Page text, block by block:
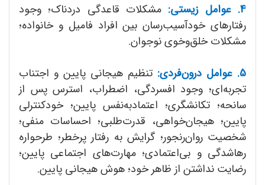
4. عوامل زیستی:
مشکلات قاعدگی دردناک؛ وجود
رفتارهای خودآسیب‌رسان بین افراد فامیل و خانواده؛
مشکلات خلق‌و‌خوی نوجوان.
5. عوامل درون‌فردی:
تنظیم هیجانی پایین و اجتناب
تجربه‌ای؛ وجود افسردگی، اضطراب، استرس پس از
سانحه؛ تکانشگری؛ اعتماد‌به‌نفس پایین؛ خودکنترلی
پایین؛ هیجان‌خواهی، قدرت‌طلبی؛ احساسات منفی؛
شخصیت روان‌رنجور؛ گرایش به رفتار پرخطر؛ طرحواره
رهاشدگی و بی‌اعتمادی؛ مهارت‌های اجتماعی پایین؛
رضایت نداشتن از ظاهر خود؛ هوش هیجانی پایین.